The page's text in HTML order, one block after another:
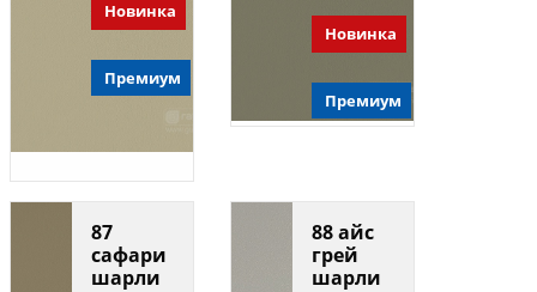
Новинка
Премиум
Новинка
Премиум
87
сафари
шарли
88 айс
грей
шарли